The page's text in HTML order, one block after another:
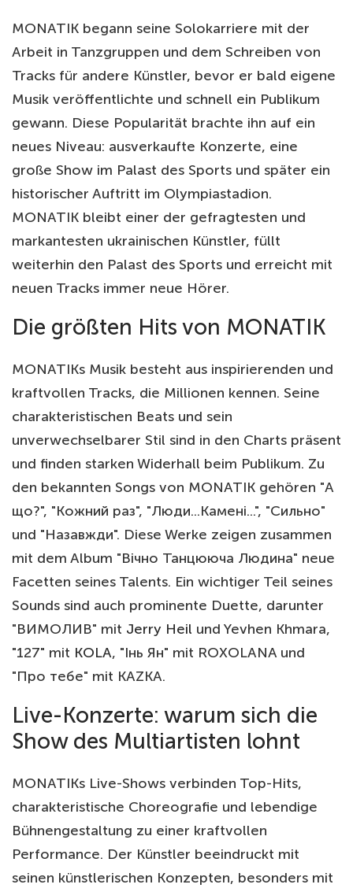
MONATIK begann seine Solokarriere mit der
Arbeit in Tanzgruppen und dem Schreiben von
Tracks für andere Künstler, bevor er bald eigene
Musik veröffentlichte und schnell ein Publikum
gewann. Diese Popularität brachte ihn auf ein
neues Niveau: ausverkaufte Konzerte, eine
große Show im Palast des Sports und später ein
historischer Auftritt im Olympiastadion.
MONATIK bleibt einer der gefragtesten und
markantesten ukrainischen Künstler, füllt
weiterhin den Palast des Sports und erreicht mit
neuen Tracks immer neue Hörer.
Die größten Hits von MONATIK
MONATIKs Musik besteht aus inspirierenden und
kraftvollen Tracks, die Millionen kennen. Seine
charakteristischen Beats und sein
unverwechselbarer Stil sind in den Charts präsent
und finden starken Widerhall beim Publikum. Zu
den bekannten Songs von MONATIK gehören "А
що?", "Кожний раз", "Люди...Камені...", "Сильно"
und "Назавжди". Diese Werke zeigen zusammen
mit dem Album "Вічно Танцююча Людина" neue
Facetten seines Talents. Ein wichtiger Teil seines
Sounds sind auch prominente Duette, darunter
"ВИМОЛИВ" mit Jerry Heil und Yevhen Khmara,
"127" mit KOLA, "Інь Ян" mit ROXOLANA und
"Про тебе" mit KAZKA.
Live-Konzerte: warum sich die
Show des Multiartisten lohnt
MONATIKs Live-Shows verbinden Top-Hits,
charakteristische Choreografie und lebendige
Bühnengestaltung zu einer kraftvollen
Performance. Der Künstler beeindruckt mit
seinen künstlerischen Konzepten, besonders mit